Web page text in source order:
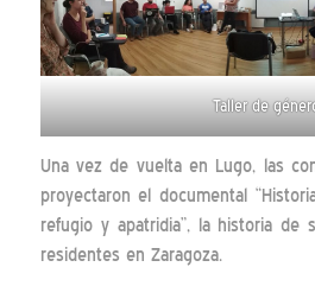
Taller de
Una vez de vuelta en Lugo, las
proyectaron el documental
refugio y apatridia”, la historia de
residentes en Zaragoza.